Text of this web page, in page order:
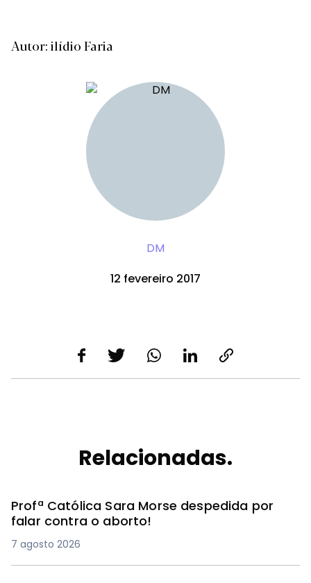
Autor: ilídio Faria
DM
12 fevereiro 2017
Relacionadas.
Profª Católica Sara Morse despedida por
falar contra o aborto!
7 agosto 2026